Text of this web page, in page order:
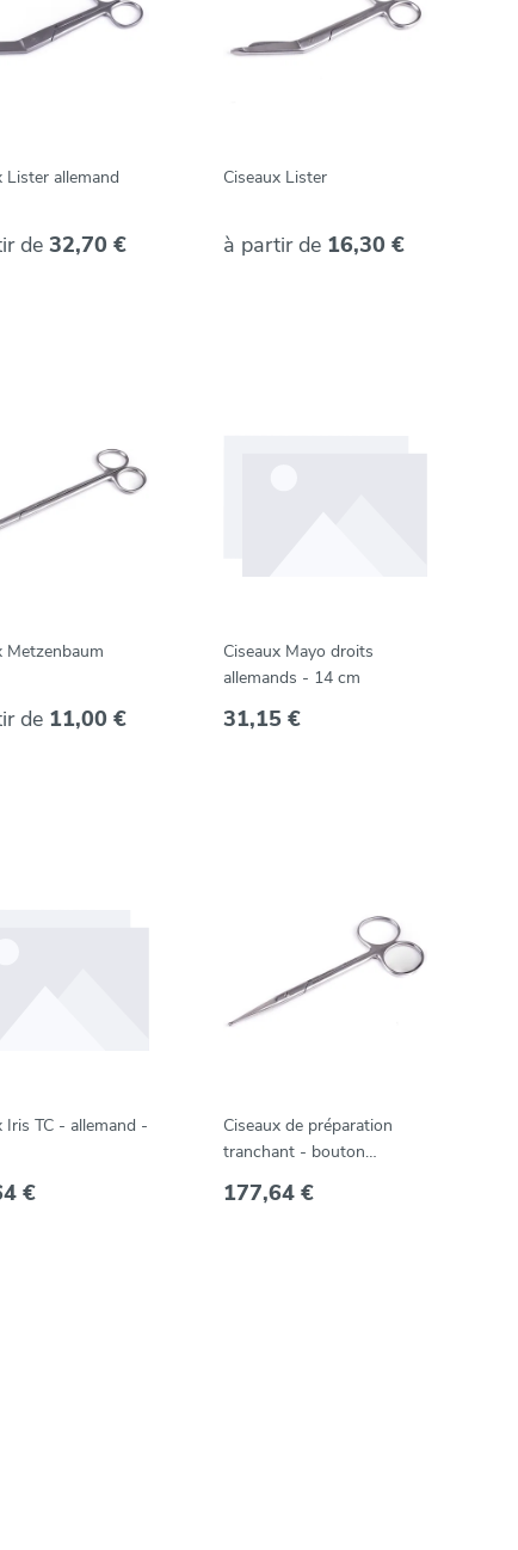
Lister allemand
de 32,70 €
Ciseaux Lister
à partir de 16,30 €
Metzenbaum
de 11,00 €
Ciseaux Mayo droits
allemands - 14 cm
31,15 €
Iris TC - allemand -
€
Ciseaux de préparation
tranchant - bouton
177,64 €